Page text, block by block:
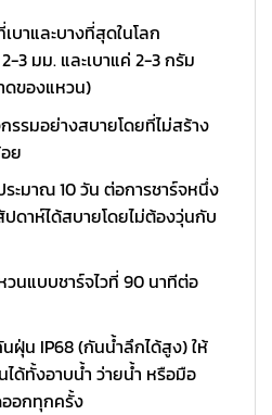
บาและบางที่สุดในโลก
3 มม. และเบาแค่ 2-3 กรัม
ดของแหวน)
รรมอย่างสบายโดยที่ไม่สร้าง
ย
ะมาณ 10 วัน ต่อการชาร์จหนึ่ง
ดาห์ได้สบายโดยไม่ต้องวุ่นกับ
นแบบชาร์จไวที่ 90 นาทีต่อ
ฝุ่น IP68 (กันน้ำลึกได้สูง) ให้
ได้ทั้งอาบน้ำ ว่ายน้ำ หรือมือ
อกทุกครั้ง